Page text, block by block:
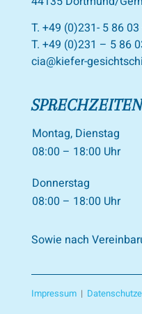
T. +49 (0)231- 5 86
T. +49 (0)231 – 5 86
cia@kiefer-
SPRECHZEITEN
Montag, Dienstag
08:00 – 18:00 Uhr
Donnerstag
08:00 – 18:00 Uhr
Sowie nach
Impressum|